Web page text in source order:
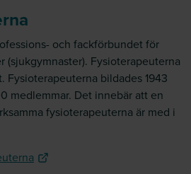
och fackförbundet för
(sjukgymnaster). Fysioterapeuterna
Fysioterapeuterna bildades 1943
medlemmar. Det innebär att en
fysioterapeuterna är med i